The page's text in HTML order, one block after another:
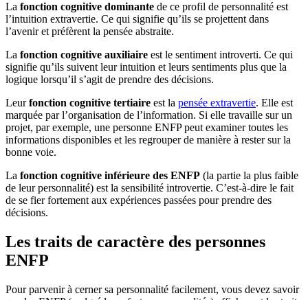
La fonction cognitive dominante de ce profil de personnalité est
l’intuition extravertie. Ce qui signifie qu’ils se projettent dans
l’avenir et préfèrent la pensée abstraite.
La fonction cognitive auxiliaire est le sentiment introverti. Ce qui
signifie qu’ils suivent leur intuition et leurs sentiments plus que la
logique lorsqu’il s’agit de prendre des décisions.
Leurfonction cognitive tertiaire est la pensée extravertie. Elle est
marquée par l’organisation de l’information. Si elle travaille sur un
projet, par exemple, une personne ENFP peut examiner toutes les
informations disponibles et les regrouper de manière à rester sur la
bonne voie.
La fonction cognitive inférieure des ENFP (la partie la plus faible
de leur personnalité) est la sensibilité introvertie. C’est-à-dire le fait
de se fier fortement aux expériences passées pour prendre des
décisions.
Les traits de caractère des personnes
ENFP
Pour parvenir à cerner sa personnalité facilement, vous devez savoir